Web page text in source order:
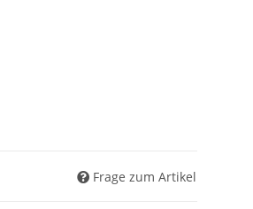
Frage zum Artikel